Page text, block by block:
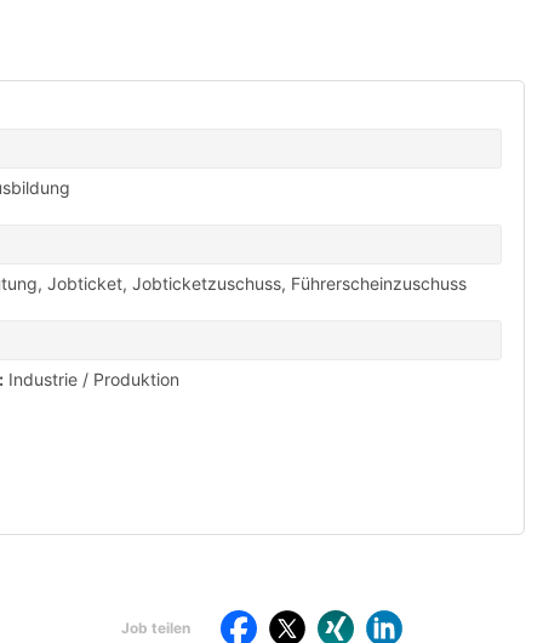
, Jobticket, Jobticketzuschuss, Führerscheinzuschuss
Industrie / Produktion
Job teilen